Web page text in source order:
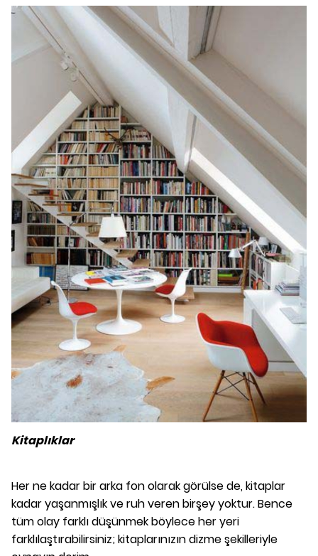
Kitaplıklar
Her ne kadar bir arka fon olarak görülse de, kitaplar
kadar yaşanmışlık ve ruh veren birşey yoktur. Bence
tüm olay farklı düşünmek böylece her yeri
farklılaştırabilirsiniz; kitaplarınızın dizme şekilleriyle